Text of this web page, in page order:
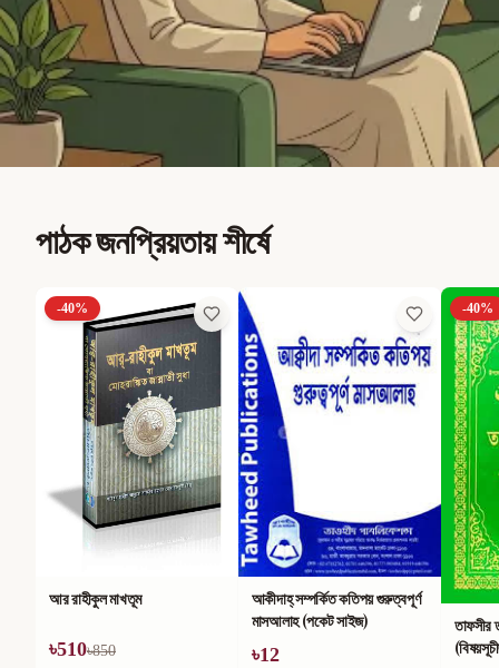
পাঠক জনপ্রিয়তায় শীর্ষে
-40%
আর রাহীকুল মাখতূম
৳510৳850
আকীদাহ্ সম্পর্কিত কতিপয় গুরুত্বপূর্ণ
মাসআলাহ (পকেট সাইজ)
৳12
-40%